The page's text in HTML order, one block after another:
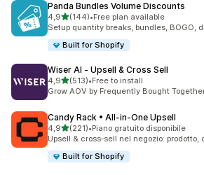
Panda Bundles Volume Discounts
4,9stelle su 5
(144)
144 recensioni totali
•Free plan available
Setup quantity breaks, bundles, BOGO,
Built for Shopify
Wiser AI ‑ Upsell & Cross Sell
4,9stelle su 5
(513)
513 recensioni totali
•Free to install
Grow AOV by Frequently Bought
Candy Rack • All‑in‑One Upsell
4,9stelle su 5
(221)
221 recensioni totali
•Piano gratuito disponibile
Upsell & cross‑sell nel negozio:
Built for Shopify